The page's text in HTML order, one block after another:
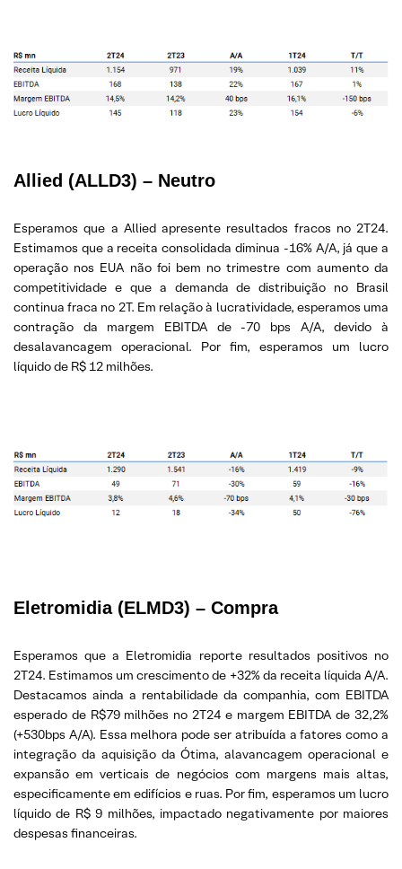
Allied (ALLD3) – Neutro
Esperamos que a Allied apresente resultados fracos no 2T24.
Estimamos que a receita consolidada diminua -16% A/A, já que a
operação nos EUA não foi bem no trimestre com aumento da
competitividade e que a demanda de distribuição no Brasil
continua fraca no 2T. Em relação à lucratividade, esperamos uma
contração da margem EBITDA de -70 bps A/A, devido à
desalavancagem operacional. Por fim, esperamos um lucro
líquido de R$ 12 milhões.
Eletromidia (ELMD3) – Compra
Esperamos que a Eletromidia reporte resultados positivos no
2T24. Estimamos um crescimento de +32% da receita líquida A/A.
Destacamos ainda a rentabilidade da companhia, com EBITDA
esperado de R$79 milhões no 2T24 e margem EBITDA de 32,2%
(+530bps A/A). Essa melhora pode ser atribuída a fatores como a
integração da aquisição da Ótima, alavancagem operacional e
expansão em verticais de negócios com margens mais altas,
especificamente em edifícios e ruas. Por fim, esperamos um lucro
líquido de R$ 9 milhões, impactado negativamente por maiores
despesas financeiras.